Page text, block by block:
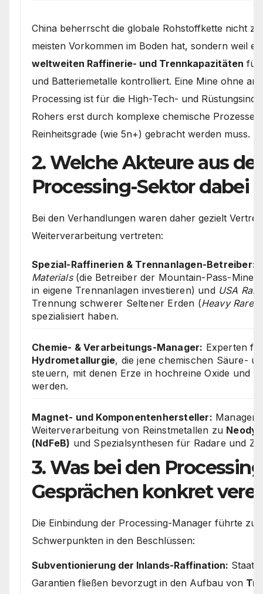
China beherrscht die globale Rohstoffkette nicht
meisten Vorkommen im Boden hat, sondern weil es
weltweiten Raffinerie- und Trennkapazitäten für
und Batteriemetalle kontrolliert. Eine Mine ohne
Processing ist für die High-Tech- und
Rohers erst durch komplexe chemische Prozesse
Reinheitsgrade (wie 5n+) gebracht werden muss.
2. Welche Akteure aus
Processing-Sektor dabei
Bei den Verhandlungen waren daher gezielt
Weiterverarbeitung vertreten:
Spezial-Raffinerien & Trennanlagen-Betreiber:
Materials(die Betreiber der Mountain-Pass-Mine
in eigene Trennanlagen investieren) und USA
Trennung schwerer Seltener Erden (Heavy Rare
spezialisiert haben.
Chemie- & Verarbeitungs-Manager: Experten
Hydrometallurgie, die jene chemischen Säure-
steuern, mit denen Erze in hochreine Oxide und
werden.
Magnet- und Komponentenhersteller: Manager
Weiterverarbeitung von Reinstmetallen zu
(NdFeB) und Spezialsynthesen für Radare und
3. Was bei den
Gesprächen konkret
Die Einbindung der Processing-Manager führte zu
Schwerpunkten in den Beschlüssen:
Subventionierung der Inlands-Raffination:
Garantien fließen bevorzugt in den Aufbau von